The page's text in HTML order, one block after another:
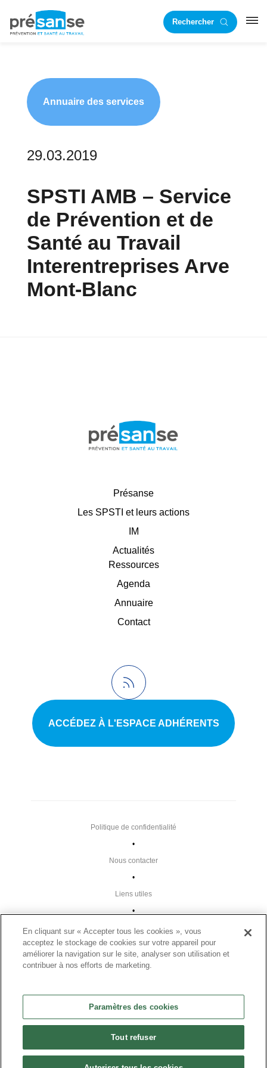
principale
RechercherRST
Annuaire des services
29.03.2019
SPSTI AMB – Service
de Prévention et de
Santé au Travail
Interentreprises Arve
Mont-Blanc
Présanse
Les SPSTI et leurs actions
IM
Actualités
Ressources
Agenda
Annuaire
Contact
ACCÉDEZ À L'ESPACE ADHÉRENTS
Plan du site
•
Liens utiles
•
Nous contacter
•
Politique de confidentialité
•
CGU
•
Paramètres des cookies
En cliquant sur « Accepter tous les cookies », vous
acceptez le stockage de cookies sur votre appareil pour
améliorer la navigation sur le site, analyser son utilisation et
contribuer à nos efforts de marketing.
Paramètres des cookies
Tout refuser